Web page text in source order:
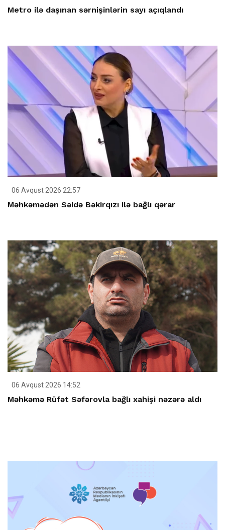
Metro ilə daşınan sərnişinlərin sayı açıqlandı
06 Avqust 2026 22:57
Məhkəmədən Səidə Bəkirqızı ilə bağlı qərar
06 Avqust 2026 14:52
Məhkəmə Rüfət Səfərovla bağlı xahişi nəzərə aldı